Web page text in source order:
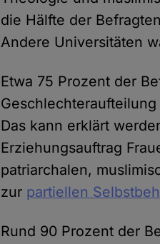
die Hälfte der
Andere Universitäten
Etwa 75 Prozent der
Das kann erklärt
Erziehungsauftrag
patriarchalen,
zur partiellen
Rund 90 Prozent der